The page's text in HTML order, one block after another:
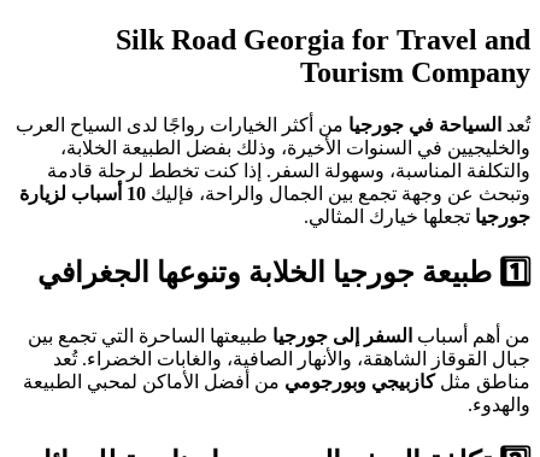
Silk Road Georgia for Travel and
Tourism Company
تُعد السياحة في جورجيا من أكثر الخيارات رواجًا لدى السياح العرب
والخليجيين في السنوات الأخيرة، وذلك بفضل الطبيعة الخلابة،
والتكلفة المناسبة، وسهولة السفر. إذا كنت تخطط لرحلة قادمة
وتبحث عن وجهة تجمع بين الجمال والراحة، فإليك
10 أسباب لزيارة
جورجيا تجعلها خيارك المثالي.
1️⃣ طبيعة جورجيا الخلابة وتنوعها الجغرافي
من أهم أسباب السفر إلى جورجيا طبيعتها الساحرة التي تجمع بين
جبال القوقاز الشاهقة، والأنهار الصافية، والغابات الخضراء. تُعد
مناطق مثلكازبيجي وبورجومي من أفضل الأماكن لمحبي الطبيعة
والهدوء.